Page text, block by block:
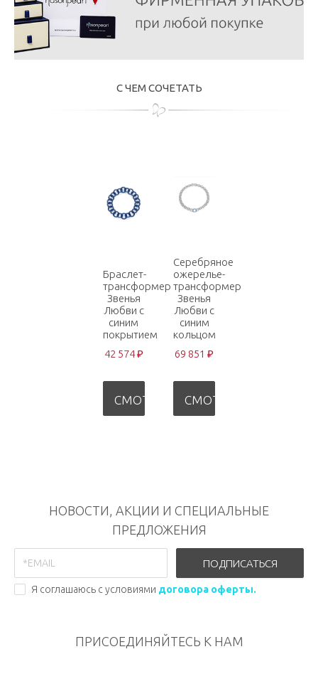
С ЧЕМ СОЧЕТАТЬ
Браслет-
трансформер
Звенья
Любви с
синим
покрытием
42 574 ₽
СМОТРЕТЬ
Серебряное
ожерелье-
трансформер
Звенья
Любви с
синим
кольцом
69 851 ₽
СМОТРЕТЬ
НОВОСТИ, АКЦИИ И СПЕЦИАЛЬНЫЕ
ПРЕДЛОЖЕНИЯ
ПОДПИСАТЬСЯ
Я соглашаюсь с условиями договора оферты.
ПРИСОЕДИНЯЙТЕСЬ К НАМ